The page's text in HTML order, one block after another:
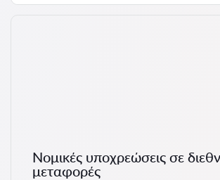
Νομικές υποχρεώσεις σε
μεταφορές